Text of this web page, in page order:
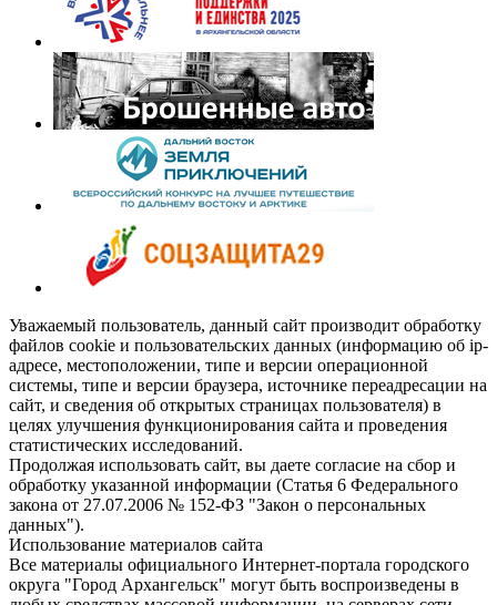
Уважаемый пользователь, данный сайт производит обработку
файлов cookie и пользовательских данных (информацию об ip-
адресе, местоположении, типе и версии операционной
системы, типе и версии браузера, источнике переадресации на
сайт, и сведения об открытых страницах пользователя) в
целях улучшения функционирования сайта и проведения
статистических исследований.
Продолжая использовать сайт, вы даете согласие на сбор и
обработку указанной информации (Статья 6 Федерального
закона от 27.07.2006 № 152-ФЗ "Закон о персональных
данных").
Использование материалов сайта
Все материалы официального Интернет-портала городского
округа "Город Архангельск" могут быть воспроизведены в